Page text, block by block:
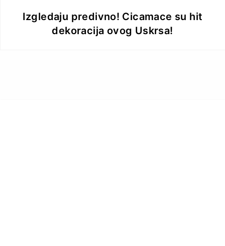
Izgledaju predivno! Cicamace su hit
dekoracija ovog Uskrsa!